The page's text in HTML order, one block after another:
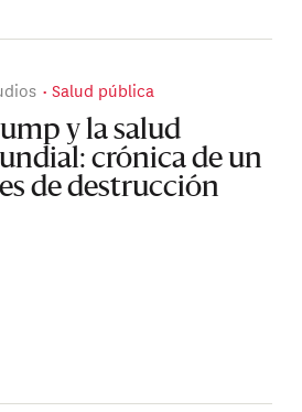
Salud pública
y la salud
crónica de un
de destrucción